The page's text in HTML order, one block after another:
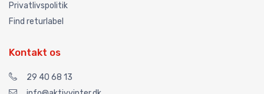
Privatlivspolitik
Find returlabel
Kontakt os
29 40 68 13